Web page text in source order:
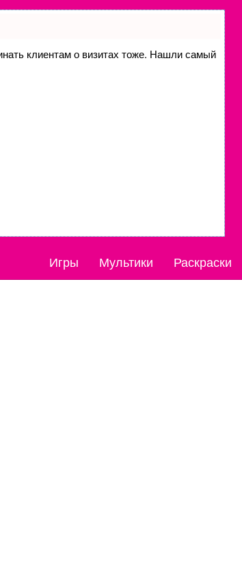
клиентам о визитах тоже. Нашли самый
Игры Мультики Раскраски